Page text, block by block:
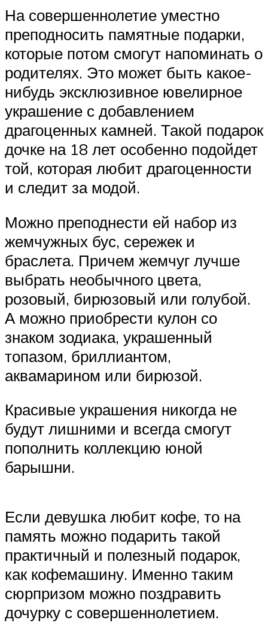
На совершеннолетие уместно
преподносить памятные подарки,
которые потом смогут напоминать о
родителях. Это может быть какое-
нибудь эксклюзивное ювелирное
украшение с добавлением
драгоценных камней. Такой подарок
дочке на 18 лет особенно подойдет
той, которая любит драгоценности
и следит за модой.
Можно преподнести ей набор из
жемчужных бус, сережек и
браслета. Причем жемчуг лучше
выбрать необычного цвета,
розовый, бирюзовый или голубой.
А можно приобрести кулон со
знаком зодиака, украшенный
топазом, бриллиантом,
аквамарином или бирюзой.
Красивые украшения никогда не
будут лишними и всегда смогут
пополнить коллекцию юной
барышни.
Если девушка любит кофе, то на
память можно подарить такой
практичный и полезный подарок,
как кофемашину. Именно таким
сюрпризом можно поздравить
дочурку с совершеннолетием.